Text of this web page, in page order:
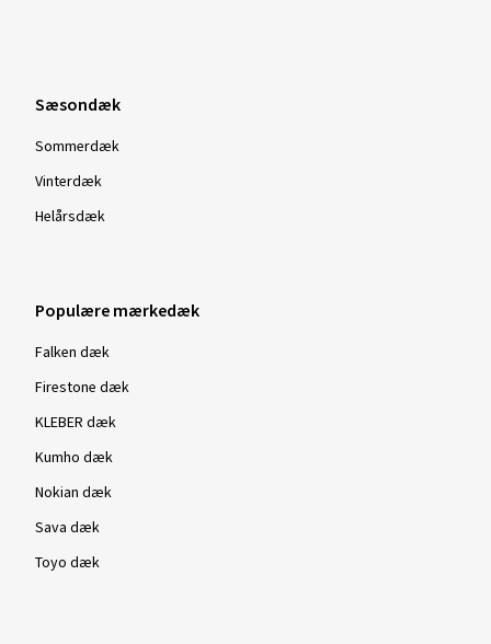
Sæsondæk
Sommerdæk
Vinterdæk
Helårsdæk
Populære mærkedæk
Falken dæk
Firestone dæk
KLEBER dæk
Kumho dæk
Nokian dæk
Sava dæk
Toyo dæk